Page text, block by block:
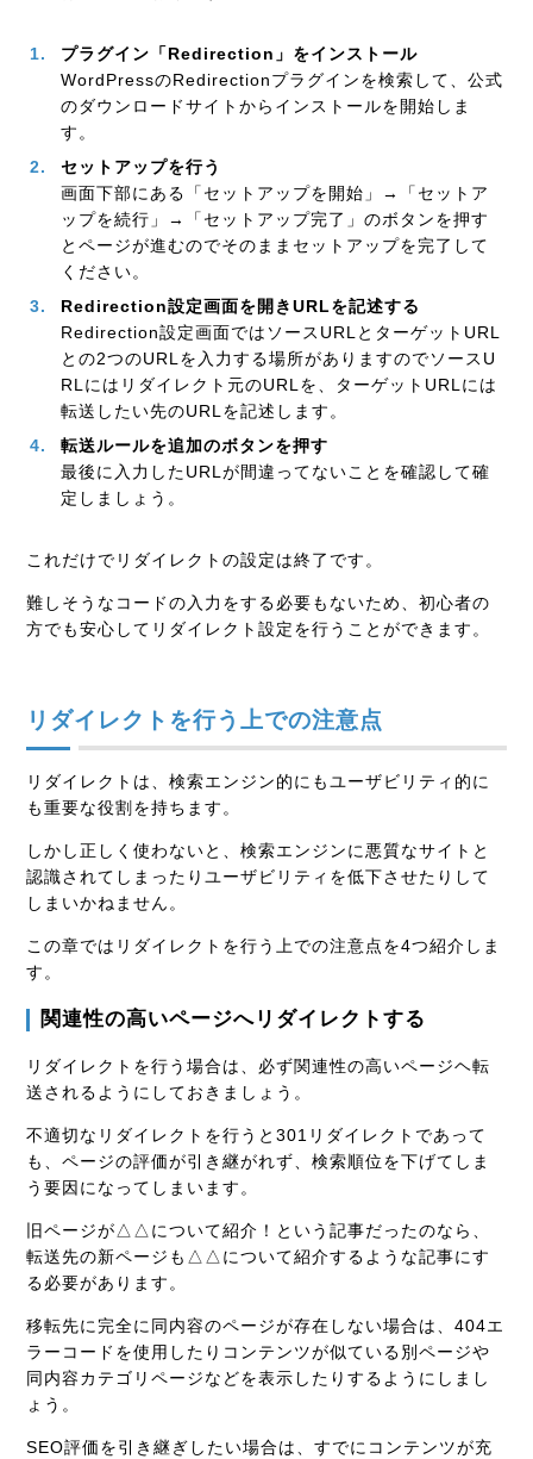
プラグイン「Redirection」をインストール
WordPressのRedirectionプラグインを検索して、公式
のダウンロードサイトからインストールを開始しま
す。
セットアップを行う
画面下部にある「セットアップを開始」→「セットア
ップを続行」→「セットアップ完了」のボタンを押す
とページが進むのでそのままセットアップを完了して
ください。
Redirection設定画面を開きURLを記述する
Redirection設定画面ではソースURLとターゲットURL
との2つのURLを入力する場所がありますのでソースU
RLにはリダイレクト元のURLを、ターゲットURLには
転送したい先のURLを記述します。
転送ルールを追加のボタンを押す
最後に入力したURLが間違ってないことを確認して確
定しましょう。
これだけでリダイレクトの設定は終了です。
難しそうなコードの入力をする必要もないため、初心者の
方でも安心してリダイレクト設定を行うことができます。
リダイレクトを行う上での注意点
リダイレクトは、検索エンジン的にもユーザビリティ的に
も重要な役割を持ちます。
しかし正しく使わないと、検索エンジンに悪質なサイトと
認識されてしまったりユーザビリティを低下させたりして
しまいかねません。
この章ではリダイレクトを行う上での注意点を4つ紹介しま
す。
関連性の高いページへリダイレクトする
リダイレクトを行う場合は、必ず関連性の高いページヘ転
送されるようにしておきましょう。
不適切なリダイレクトを行うと301リダイレクトであって
も、ページの評価が引き継がれず、検索順位を下げてしま
う要因になってしまいます。
旧ページが△△について紹介！という記事だったのなら、
転送先の新ページも△△について紹介するような記事にす
る必要があります。
移転先に完全に同内容のページが存在しない場合は、404エ
ラーコードを使用したりコンテンツが似ている別ページや
同内容カテゴリページなどを表示したりするようにしまし
ょう。
SEO評価を引き継ぎしたい場合は、すでにコンテンツが充